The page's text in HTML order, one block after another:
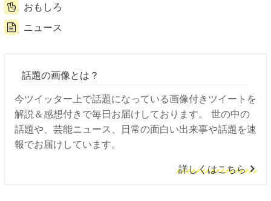
おもしろ
ニュース
話題の画像とは？
今ツイッター上で話題になっている画像付きツイートを
解説＆感想付きで毎日お届けしております。 世の中の
話題や、芸能ニュース、日常の面白い出来事や話題を速
報でお届けしています。
詳しくはこちら